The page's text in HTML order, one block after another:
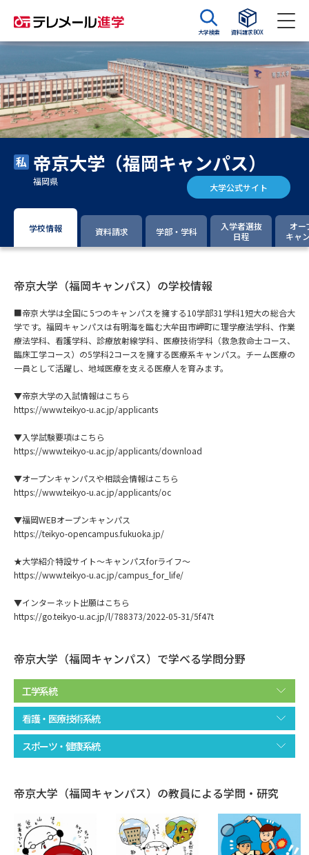
大学検索 資料請求BOX
資料請求 資料検索
大学・短大の資料種類から請求
大学パンフ 学部・学科パンフ
集要項＆願書
大学入学共通テスト利用選抜の
専門学校の資料請求 大学院の資料請求
留学・進学関連、塾・予備校
大学入学共通テスト「受験案
内」の請求
配慮案内」の請求
高等学校（情報）教員資格認定
大学研究
大学で学べる内容や特徴を調べる
新増設大学・学部・学科特集
集
デジタルパンフレット
新学年スタート号特集ページ
（高3生用）
新学年スタート号特集ページ
（高2生用）
SELFBRAND特集ページ
オープンキャンパスなどを調べる
オープンキャンパス検索 実施プログラムから探す
帝京大学（福岡キャンパス）
福岡県 大学公式サイト
学校情報 資料請求 学部・学科
入学者選抜
日程
オー
キャ
帝京大学（福岡キャンパス）の学校情報
■帝京大学は全国に5つのキャンパスを擁する10学部31学科1短大の総合大
学です。福岡キャンパスは有明海を臨む大牟田市岬町に理学療法学科、作業
療法学科、看護学科、診療放射線学科、医療技術学科（救急救命士コース、
臨床工学コース）の5学科2コースを擁する医療系キャンパス。チーム医療の
一員として活躍し、地域医療を支える医療人を育みます。
▼帝京大学の入試情報はこちら
https://www.teikyo-u.ac.jp/applicants
▼入学試験要項はこちら
https://www.teikyo-u.ac.jp/applicants/download
▼オープンキャンパスや相談会情報はこちら
https://www.teikyo-u.ac.jp/applicants/oc
▼福岡WEBオープンキャンパス
https://teikyo-opencampus.fukuoka.jp/
★大学紹介特設サイト～キャンパスforライフ～
https://www.teikyo-u.ac.jp/campus_for_life/
▼インターネット出願はこちら
https://go.teikyo-u.ac.jp/l/788373/2022-05-31/5f47t
帝京大学（福岡キャンパス）で学べる学問分野
工学系統
看護・医療技術系統
スポーツ・健康系統
帝京大学（福岡キャンパス）の教員による学問・研究